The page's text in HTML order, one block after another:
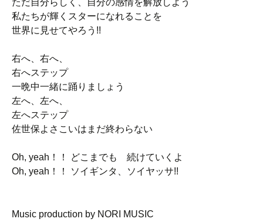
私たちが輝くスターになれることを
世界に見せてやろう!!
右へ、右へ、
右へステップ
一晩中一緒に踊りましょう
左へ、左へ、
左へステップ
佐世保よさこいはまだ終わらない
Oh, yeah！！ どこまでも 続けていくよ
Oh, yeah！！ ソイギンタ、ソイヤッサ!!
Music production by NORI MUSIC